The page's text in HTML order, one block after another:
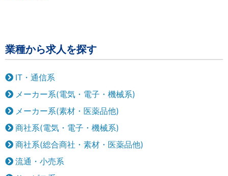
業種から求人を探す
IT・通信系
メーカー系(電気・電子・機械系)
メーカー系(素材・医薬品他)
商社系(電気・電子・機械系)
商社系(総合商社・素材・医薬品他)
流通・小売系